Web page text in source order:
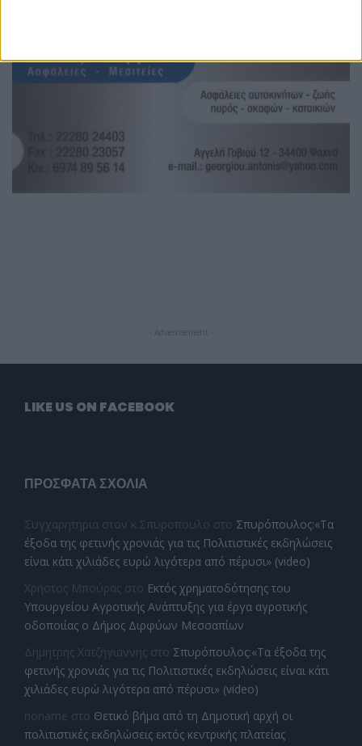
- Advertisement -
LIKE US ON FACEBOOK
ΠΡΌΣΦΑΤΑ ΣΧΌΛΙΑ
Συγχαρητηρια στον κ.Σπυροπουλο στο Σπυρόπουλος:«Τα
έξοδα της φετινής χρονιάς για τις Πολιτιστικές εκδηλώσεις
είναι κάτι χιλιάδες ευρώ λιγότερα από πέρυσι» (video)
Χρήστος Μπούρας στο Εκτός χρηματοδότησης του
Υπουργείου Αγροτικής Ανάπτυξης για έργα αγροτικής
οδοποιίας ο Δήμος Διρφύων Μεσσαπίων
Δημητρης Χατζηγιαννης στο Σπυρόπουλος:«Τα έξοδα της
φετινής χρονιάς για τις Πολιτιστικές εκδηλώσεις είναι κάτι
χιλιάδες ευρώ λιγότερα από πέρυσι» (video)
noname στο Θετικό βήμα από τη Δημοτική αρχή οι
πολιτιστικές εκδηλώσεις εκτός κεντρικής πλατείας